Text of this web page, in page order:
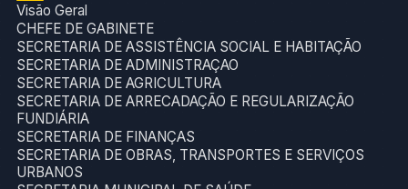
Visão Geral
CHEFE DE GABINETE
SECRETARIA DE ASSISTÊNCIA SOCIAL E HABITAÇÃO
SECRETARIA DE ADMINISTRAÇAO
SECRETARIA DE AGRICULTURA
SECRETARIA DE ARRECADAÇÃO E REGULARIZAÇÃO
FUNDIÁRIA
SECRETARIA DE FINANÇAS
SECRETARIA DE OBRAS, TRANSPORTES E SERVIÇOS
URBANOS